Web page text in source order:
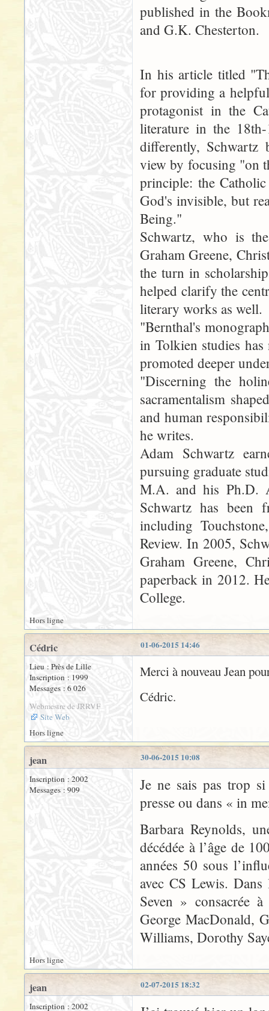
published in the
and G.K. Chesterton.
In his article titled
for providing a
protagonist in the
literature in the
differently, Schwartz
view by focusing "on
principle: the
God's invisible, but
Being."
Schwartz, who is
Graham Greene,
the turn in
helped clarify the
literary works as well.
"Bernthal's
in Tolkien studies
promoted deeper
"Discerning the
sacramentalism
and human
he writes.
Adam Schwartz
pursuing graduate
M.A. and his Ph.D.
Schwartz has been
including
Review. In 2005,
Graham Greene,
paperback in 2012.
College.
Hors ligne
01-06-2015 14:46
Cédric
Lieu : Près de Lille
Inscription : 1999
Messages : 6 026
Webmestre de JRRVF
Site Web
Merci à nouveau Jean
Cédric.
Hors ligne
30-06-2015 10:08
jean
Inscription : 2002
Messages : 909
Je ne sais pas trop
presse ou dans « in
Barbara Reynolds,
décédée à l’âge de
années 50 sous
avec CS Lewis.
Seven » consacrée
George MacDonald,
Williams, Dorothy
Hors ligne
02-07-2015 18:32
jean
Inscription : 2002